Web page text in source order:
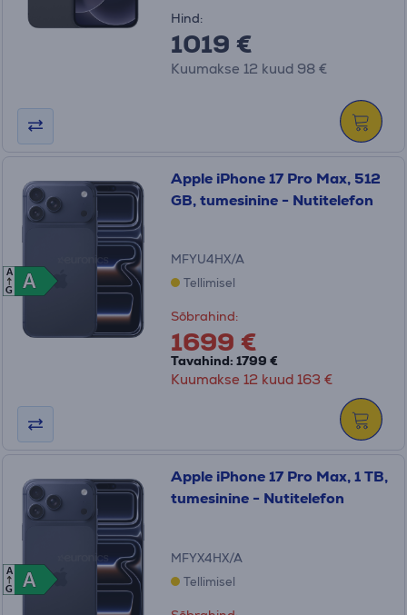
Hind:
1019 €
Kuumakse 12 kuud 98 €
A
A
A
G
Apple iPhone 17 Pro Max, 512
GB, tumesinine - Nutitelefon
MFYU4HX/A
Tellimisel
Sõbrahind:
1699 €
Tavahind: 1799 €
Kuumakse 12 kuud 163 €
A
A
A
G
Apple iPhone 17 Pro Max, 1 TB,
tumesinine - Nutitelefon
MFYX4HX/A
Tellimisel